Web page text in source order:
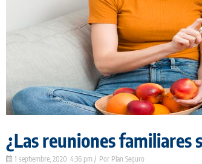
¿Las reuniones familiares
Plan Seguro
1 septiembre, 2020 4:36 pm